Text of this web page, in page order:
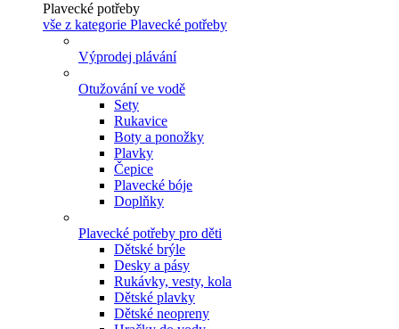
Plavecké potřeby
vše z kategorie Plavecké potřeby
Výprodej plávání
Otužování ve vodě
Sety
Rukavice
Boty a ponožky
Plavky
Čepice
Plavecké bóje
Doplňky
Plavecké potřeby pro děti
Dětské brýle
Desky a pásy
Rukávky, vesty, kola
Dětské plavky
Dětské neopreny